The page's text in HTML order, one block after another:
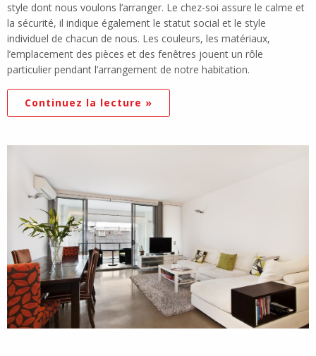
style dont nous voulons l’arranger. Le chez-soi assure le calme et
la sécurité, il indique également le statut social et le style
individuel de chacun de nous. Les couleurs, les matériaux,
l’emplacement des pièces et des fenêtres jouent un rôle
particulier pendant l’arrangement de notre habitation.
Continuez la lecture »